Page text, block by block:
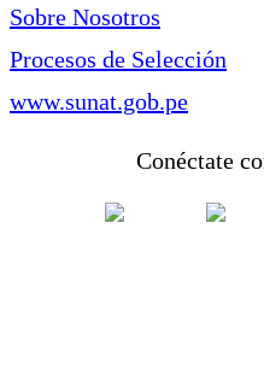
Sobre Nosotros
Procesos de Selección
www.sunat.gob.pe
Conéctate